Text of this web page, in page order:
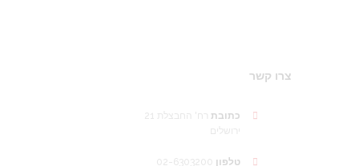
צרו קשר
כתובת רח' החבצלת 21
ירושלים
טלפון